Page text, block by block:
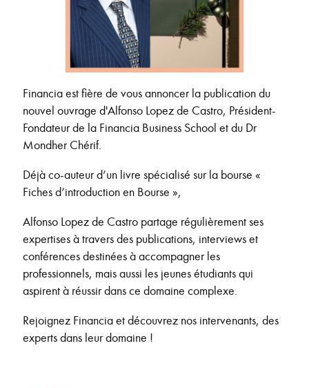
Financia est fière de vous annoncer la publication du
nouvel ouvrage d'Alfonso Lopez de Castro, Président-
Fondateur de la Financia Business School et du Dr
Mondher Chérif.
Déjà co-auteur d’un livre spécialisé sur la bourse «
Fiches d’introduction en Bourse »,
Alfonso Lopez de Castro partage régulièrement ses
expertises à travers des publications, interviews et
conférences destinées à accompagner les
professionnels, mais aussi les jeunes étudiants qui
aspirent à réussir dans ce domaine complexe.
Rejoignez Financia et découvrez nos intervenants, des
experts dans leur domaine !